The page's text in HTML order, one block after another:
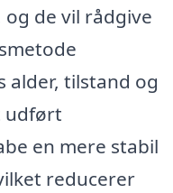
de vil rådgive
tilstand og
udført
en mere stabil
reducerer